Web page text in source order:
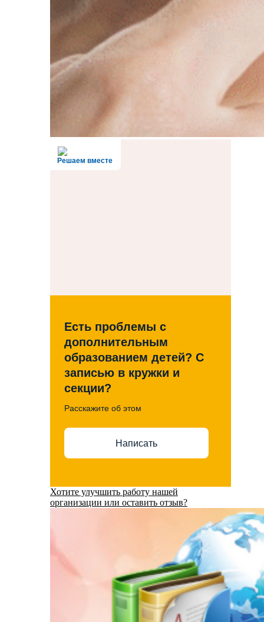
Решаем вместе
Есть проблемы с
дополнительным
образованием детей? С
записью в кружки и
секции?
Расскажите об этом
Написать
Хотите улучшить работу нашей
организации или оставить отзыв?